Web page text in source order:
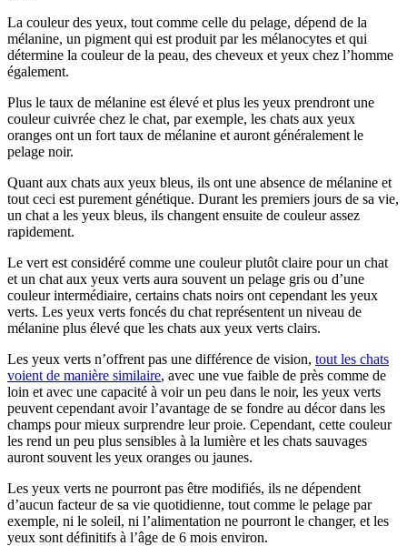
La couleur des yeux, tout comme celle du pelage, dépend de la
mélanine, un pigment qui est produit par les mélanocytes et qui
détermine la couleur de la peau, des cheveux et yeux chez l’homme
également.
Plus le taux de mélanine est élevé et plus les yeux prendront une
couleur cuivrée chez le chat, par exemple, les chats aux yeux
oranges ont un fort taux de mélanine et auront généralement le
pelage noir.
Quant aux chats aux yeux bleus, ils ont une absence de mélanine et
tout ceci est purement génétique. Durant les premiers jours de sa vie,
un chat a les yeux bleus, ils changent ensuite de couleur assez
rapidement.
Le vert est considéré comme une couleur plutôt claire pour un chat
et un chat aux yeux verts aura souvent un pelage gris ou d’une
couleur intermédiaire, certains chats noirs ont cependant les yeux
verts. Les yeux verts foncés du chat représentent un niveau de
mélanine plus élevé que les chats aux yeux verts clairs.
Les yeux verts n’offrent pas une différence de vision, tout les chats
voient de manière similaire, avec une vue faible de près comme de
loin et avec une capacité à voir un peu dans le noir, les yeux verts
peuvent cependant avoir l’avantage de se fondre au décor dans les
champs pour mieux surprendre leur proie. Cependant, cette couleur
les rend un peu plus sensibles à la lumière et les chats sauvages
auront souvent les yeux oranges ou jaunes.
Les yeux verts ne pourront pas être modifiés, ils ne dépendent
d’aucun facteur de sa vie quotidienne, tout comme le pelage par
exemple, ni le soleil, ni l’alimentation ne pourront le changer, et les
yeux sont définitifs à l’âge de 6 mois environ.